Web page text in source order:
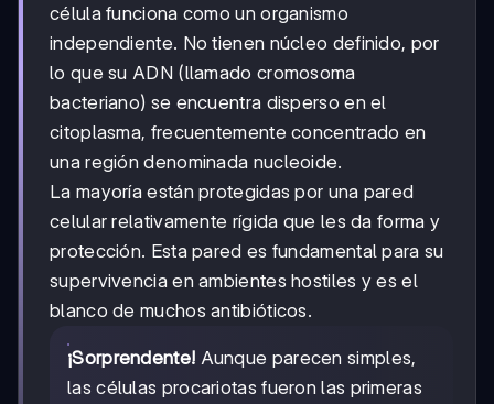
célula funciona como un organismo
independiente. No tienen núcleo definido, por
lo que su ADN (llamado cromosoma
bacteriano) se encuentra disperso en el
citoplasma, frecuentemente concentrado en
una región denominada nucleoide.
La mayoría están protegidas por una pared
celular relativamente rígida que les da forma y
protección. Esta pared es fundamental para su
supervivencia en ambientes hostiles y es el
blanco de muchos antibióticos.
¡Sorprendente! Aunque parecen simples,
las células procariotas fueron las primeras